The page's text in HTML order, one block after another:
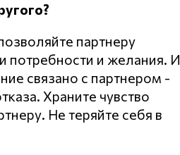
партнеру
потребности и желания. И
связано с партнером -
Храните чувство
Не теряйте себя в